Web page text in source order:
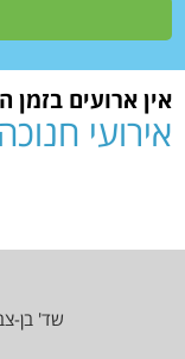
אין ארועים בזמן
אירועי חנוכה
שד' בן-צבי 61, ת.ד 1724 קדימה